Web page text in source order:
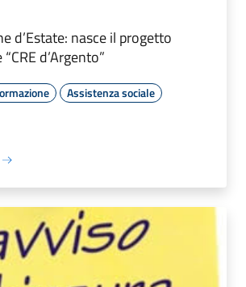
d’Estate: nasce il progetto
d’Argento”
Assistenza sociale